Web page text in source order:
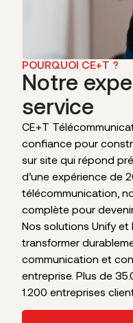
POURQUOI CE+T ?
Notre
service
CE+T
confiance pour
sur site qui répond
d’une expérience de
télécommunication,
complète pour
Nos solutions Unify
transformer
communication et
entreprise. Plus de
1.200 entreprises